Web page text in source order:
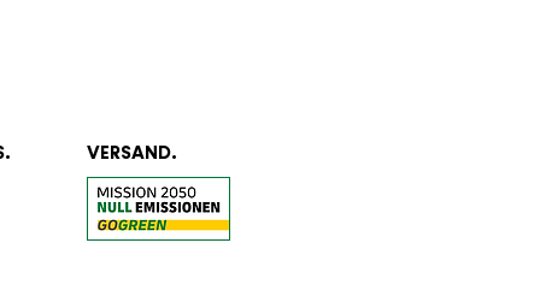
VERSAND.